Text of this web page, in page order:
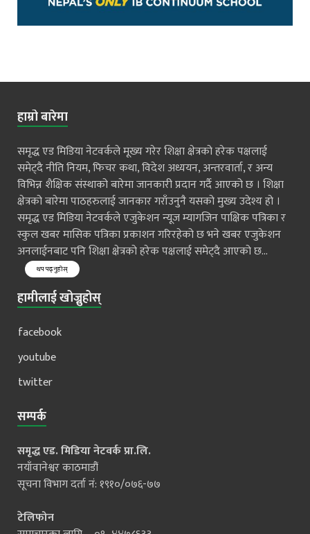
हाम्रो बारेमा
समृद्ध एड मिडिया नेटवर्कले मूख्य गरेर शिक्षा क्षेत्रको हरेक पक्षलाई
समेट्दै नीति नियम, फिचर कथा, विदेश अध्ययन, अन्तरवार्ता, र अन्य
विभिन्न शैक्षिक संस्थाको बारेमा जानकारी प्रदान गर्दै आएको छ । शिक्षा
क्षेत्रको बारेमा पाठहरुलाई जानकार गराँउनुनै यसको मुख्य उदेश्य हो ।
समृद्ध एड मिडिया नेटवर्कले एजुकेशन न्यूज म्यागजिन पाक्षिक पत्रिका र
स्कुल खबर मासिक पत्रिका प्रकाशन गरिरहेको छ भने खबर एजुकेशन
अनलाईनबाट पनि शिक्षा क्षेत्रको हरेक पक्षलाई समेट्दै आएको छ...
थप पढ्नुहोस्
हामीलाई खोज्नुहोस्
facebook
youtube
twitter
सम्पर्क
समृद्ध एड. मिडिया नेटवर्क प्रा.लि.
नयाँवानेश्वर काठमाडौं
सूचना विभाग दर्ता नं: १९१०/०७६-७७
टेलिफोन